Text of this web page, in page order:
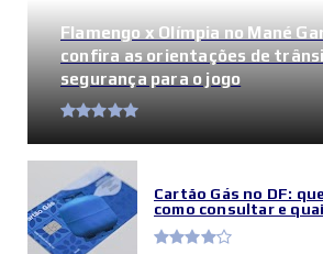
Flamengo x Olímpia no Mané
confira as orientações de
segurança para o jogo
Cartão Gás no DF:
como consultar e